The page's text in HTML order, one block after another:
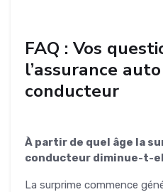
FAQ : Vos
l’assurance
conducteur
À partir de quel âge la
conducteur diminue-t-
La surprime commence